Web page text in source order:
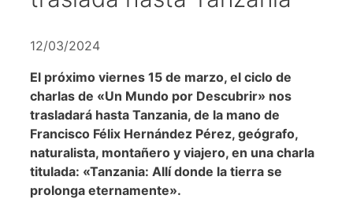
12/03/2024
El próximo viernes 15 de marzo, el ciclo de
charlas de «Un Mundo por Descubrir» nos
trasladará hasta Tanzania, de la mano de
Francisco Félix Hernández Pérez, geógrafo,
naturalista, montañero y viajero, en una charla
titulada: «Tanzania: Allí donde la tierra se
prolonga eternamente».